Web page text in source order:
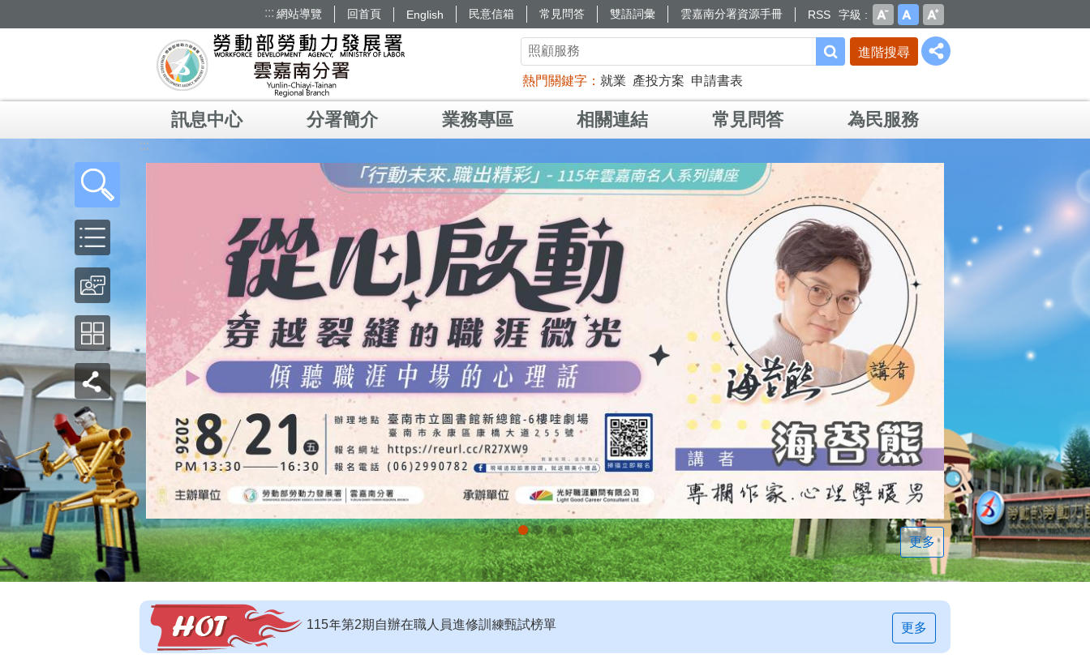
::: 網站導覽 回首頁 English 民意信箱 常見問答 雙語詞彙 雲嘉南分署資源手冊 RSS 字級
進階搜尋
熱門關鍵字 就業 產投方案 申請書表
訊息中心 分署簡介 業務專區 相關連結 常見問答 為民服務
:::
更多
115年第2期自辦在職人員進修訓練甄試榜單
【即測即評】115年度第4梯次未開考職類公告
更多